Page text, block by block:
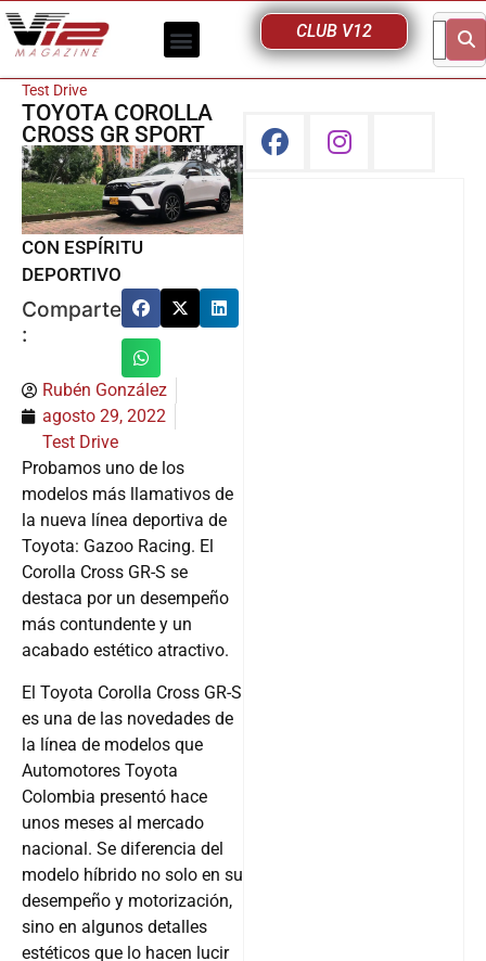
CLUB V12
Test Drive
TOYOTA COROLLA
CROSS GR SPORT
CON ESPÍRITU
DEPORTIVO
Comparte
:
Rubén González
agosto 29, 2022
Test Drive
Probamos uno de los
modelos más llamativos de
la nueva línea deportiva de
Toyota: Gazoo Racing. El
Corolla Cross GR-S se
destaca por un desempeño
más contundente y un
acabado estético atractivo.
El Toyota Corolla Cross GR-S
es una de las novedades de
la línea de modelos que
Automotores Toyota
Colombia presentó hace
unos meses al mercado
nacional. Se diferencia del
modelo híbrido no solo en su
desempeño y motorización,
sino en algunos detalles
estéticos que lo hacen lucir